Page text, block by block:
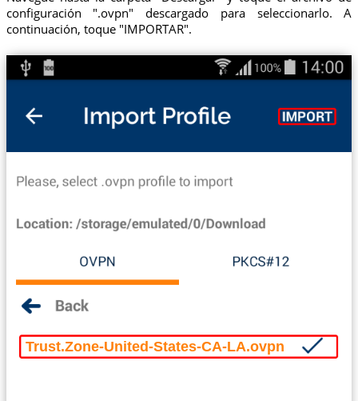
configuración ".ovpn" descargado para seleccionarlo. A
continuación, toque "IMPORTAR".
Trust.Zone-United-States-CA-LA.ovpn